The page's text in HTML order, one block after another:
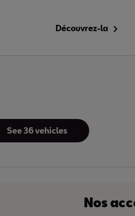
Découvrez-la
See 36 vehicles
Nos